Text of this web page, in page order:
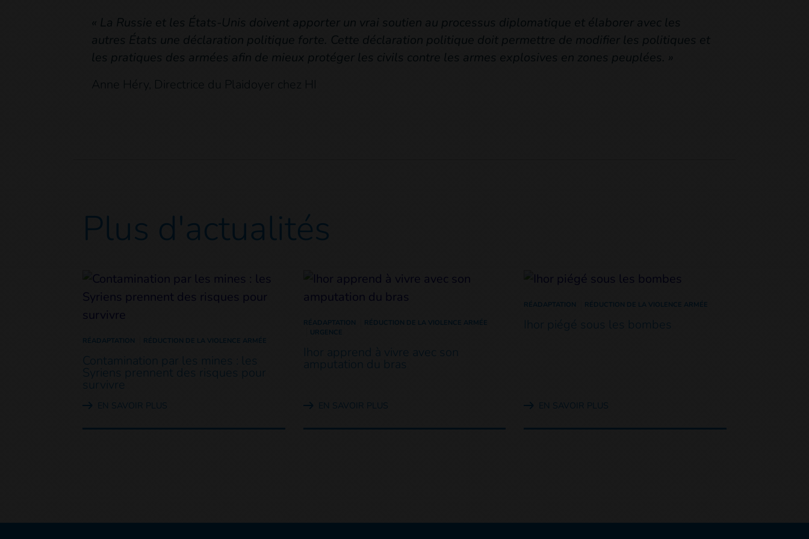
« La Russie et les États-Unis doivent apporter un vrai soutien au processus diplomatique et élaborer avec les
autres États une déclaration politique forte. Cette déclaration politique doit permettre de modifier les politiques et
les pratiques des armées afin de mieux protéger les civils contre les armes explosives en zones peuplées. »
Anne Héry, Directrice du Plaidoyer chez HI
Plus d'actualités
RÉADAPTATION RÉDUCTION DE LA VIOLENCE ARMÉE
Contamination par les mines : les
Syriens prennent des risques pour
survivre
EN SAVOIR PLUS
RÉADAPTATION
RÉDUCTION DE LA VIOLENCE ARMÉE
URGENCE
Ihor apprend à vivre avec son
amputation du bras
EN SAVOIR PLUS
RÉADAPTATION RÉDUCTION DE LA VIOLENCE ARMÉE
Ihor piégé sous les bombes
EN SAVOIR PLUS